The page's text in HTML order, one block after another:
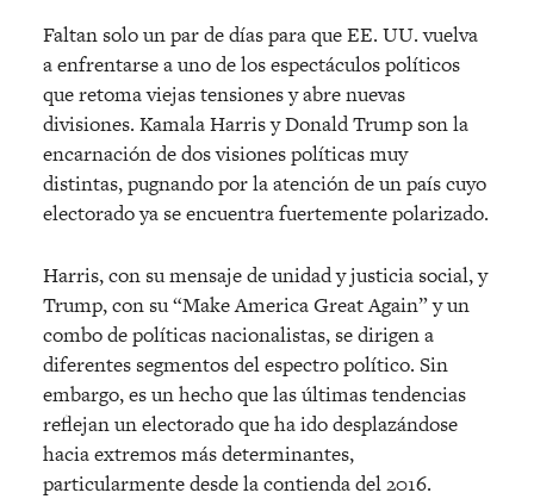
Faltan solo un par de días para que EE. UU. vuelva
a enfrentarse a uno de los espectáculos políticos
que retoma viejas tensiones y abre nuevas
divisiones. Kamala Harris y Donald Trump son la
encarnación de dos visiones políticas muy
distintas, pugnando por la atención de un país cuyo
electorado ya se encuentra fuertemente polarizado.
Harris, con su mensaje de unidad y justicia social, y
Trump, con su “Make America Great Again” y un
combo de políticas nacionalistas, se dirigen a
diferentes segmentos del espectro político. Sin
embargo, es un hecho que las últimas tendencias
reflejan un electorado que ha ido desplazándose
hacia extremos más determinantes,
particularmente desde la contienda del 2016.